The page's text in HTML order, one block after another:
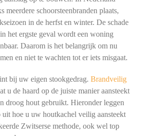
meerdere schoorsteenbranden plaats,
in de herfst en winter. De schade
het ergste geval wordt een woning
Daarom is het belangrijk om nu
en niet te wachten tot er iets misgaat.
bij uw eigen stookgedrag. Brandveilig
u de haard op de juiste manier aansteekt
droog hout gebruikt. Hieronder leggen
hoe u uw houtkachel veilig aansteekt
Zwitserse methode, ook wel top